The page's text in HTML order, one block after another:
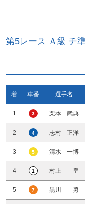
第5レース Ａ級 チ
着 車番 選手名
1 3 栗本 武典
2 4 志村 正洋
3 5 清水 一博
4 1 村上 皇
5 7 黒川 勇